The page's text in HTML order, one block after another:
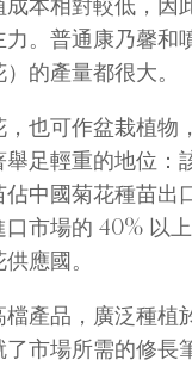
成本相對較低，因
。普通康乃馨和
的產量都很大。
也可作盆栽植物
足輕重的地位：
佔中國菊花種苗出
口市場的 40% 以
應國。
檔產品，廣泛種植
市場所需的修長